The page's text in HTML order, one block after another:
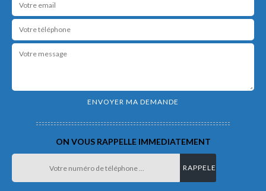
ON VOUS RAPPELLE IMMEDIATEMENT